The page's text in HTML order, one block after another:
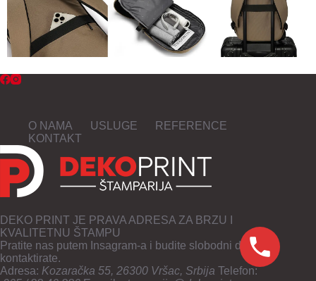
O NAMA USLUGE
REFERENCE
KONTAKT
DEKO PRINT JE PRAVA ADRESA ZA BRZU I
KVALITETNU ŠTAMPU
Pratite nas putem Insagram-a i budite slobodni da nas
kontaktirate.
Adresa: Kozaračka 55, 26300 Vršac, Srbija Telefon: